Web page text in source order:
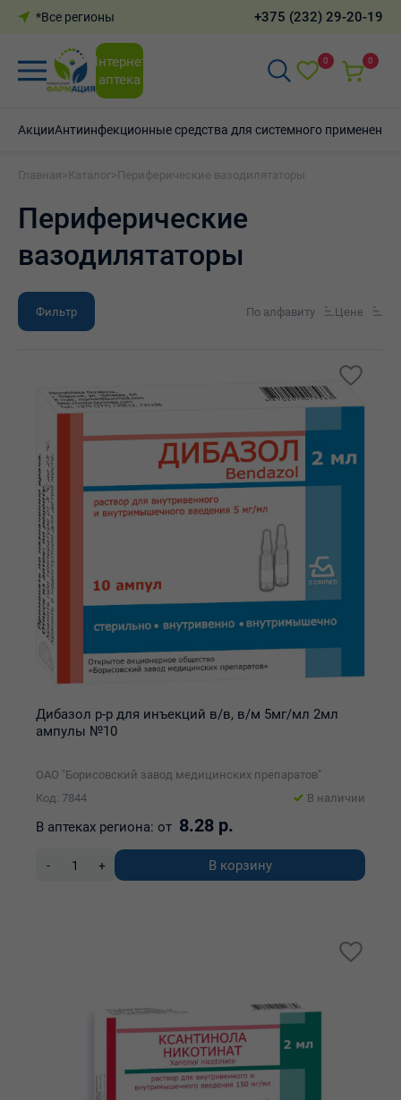
*Все регионы +375 (232) 29-20-19
Интернет-
аптека
0 0
АкцииАнтиинфекционные средства для системного применения
Главная >Каталог>Периферические вазодилятаторы
Периферические
вазодилятаторы
Фильтр По алфавиту Цене
Дибазол р-р для инъекций в/в, в/м 5мг/мл 2мл
ампулы №10
ОАО "Борисовский завод медицинских препаратов"
Код: 7844
В наличии
В аптеках региона: от 8.28 р.
- + В корзину